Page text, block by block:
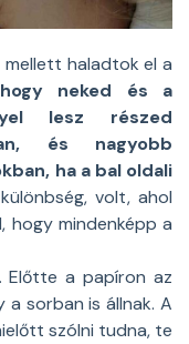
haladtok el a
neked és a
lesz részed
és nagyobb
ha a bal oldali
volt, ahol
mindenképp a
Előtte a papíron az
sorban is állnak. A
szólni tudna, te